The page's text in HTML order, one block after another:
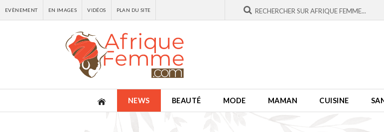
EVÈNEMENT EN IMAGES VIDÉOS PLAN DU SITE
NEWS BEAUTÉ MODE MAMAN CUISINE